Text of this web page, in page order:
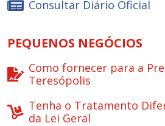
Consultar Diário Oficial
PEQUENOS NEGÓCIOS
Como fornecer para a
Teresópolis
Tenha o Tratamento
da Lei Geral